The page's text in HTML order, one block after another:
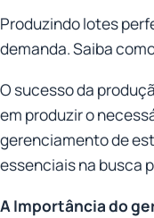
Produzindo lotes
demanda. Saiba
O sucesso da
em produzir o
gerenciamento de
essenciais na busca
A Importância do